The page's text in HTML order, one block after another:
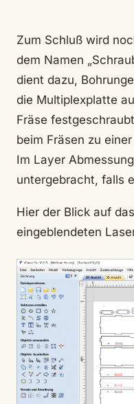
Zum Schluß wird
dem Namen
dient dazu,
die Multiplexplatte
Fräse
beim Fräsen zu
Im Layer
untergebracht, falls
Hier der Blick auf
eingeblendeten